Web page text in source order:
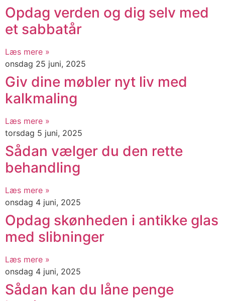
Opdag verden og dig selv med
et sabbatår
Læs mere »
onsdag 25 juni, 2025
Giv dine møbler nyt liv med
kalkmaling
Læs mere »
torsdag 5 juni, 2025
Sådan vælger du den rette
behandling
Læs mere »
onsdag 4 juni, 2025
Opdag skønheden i antikke glas
med slibninger
Læs mere »
onsdag 4 juni, 2025
Sådan kan du låne penge